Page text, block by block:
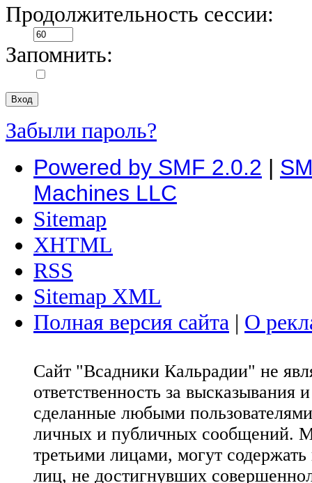
Продолжительность сессии:
Запомнить:
Забыли пароль?
Powered by SMF 2.0.2 |
Machines LLC
Sitemap
XHTML
RSS
Sitemap XML
Полная версия сайта | О
Сайт "Всадники Кальрадии" не
ответственность за
сделанные любыми
личных и публичных сообщений.
третьими лицами, могут
лиц, не достигнувших